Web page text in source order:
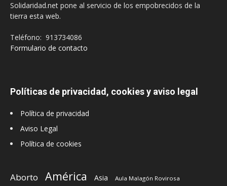
Solidaridad.net pone al servicio de los empobrecidos de la
tierra esta web.
Teléfono: 913734086
Formulario de contacto
Políticas de privacidad, cookies y aviso legal
Política de privacidad
Aviso Legal
Política de cookies
Aborto América Asia Aula Malagón Rovirosa